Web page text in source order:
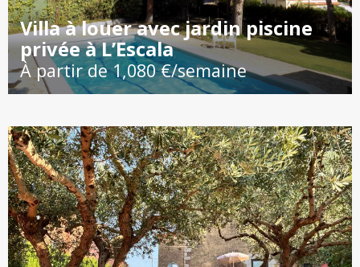
Villa à louer avec jardin piscine
privée à L’Escala
À partir de 1,080 €/semaine